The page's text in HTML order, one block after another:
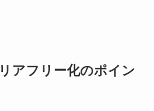
アフリー化のポイン